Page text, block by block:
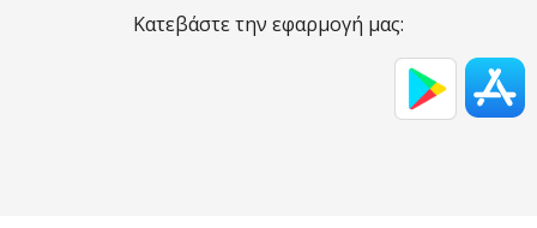
Κατεβάστε την εφαρμογή μας: